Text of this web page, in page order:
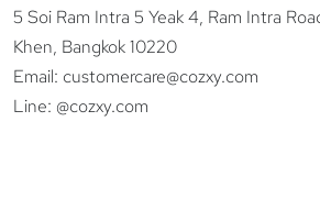
5 Soi Ram Intra 5 Yeak 4, Ram Intra
Khen, Bangkok 10220
Email: customercare@cozxy.com
Line: @cozxy.com